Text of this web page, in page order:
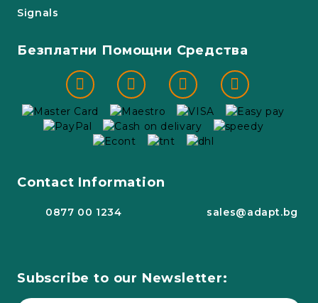
Signals
Безплатни Помощни Средства
Contact Information
0877 00 1234 sales@adapt.bg
Subscribe to our Newsletter: